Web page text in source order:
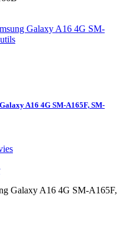
A16 4G SM-A165F, SM-
Galaxy A16 4G SM-A165F,